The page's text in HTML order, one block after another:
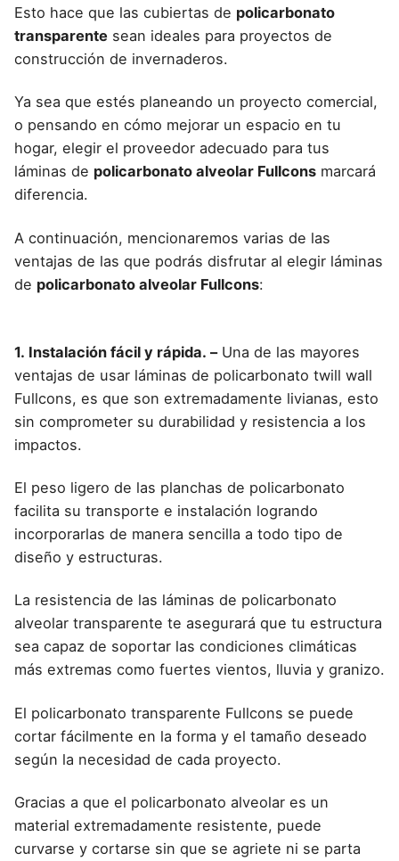
Esto hace que las cubiertas de policarbonato
transparente sean ideales para proyectos de
construcción de invernaderos.
Ya sea que estés planeando un proyecto comercial,
o pensando en cómo mejorar un espacio en tu
hogar, elegir el proveedor adecuado para tus
láminas de policarbonato alveolar Fullcons marcará
diferencia.
A continuación, mencionaremos varias de las
ventajas de las que podrás disfrutar al elegir láminas
de policarbonato alveolar Fullcons:
1. Instalación fácil y rápida. –Una de las mayores
ventajas de usar láminas de policarbonato twill wall
Fullcons, es que son extremadamente livianas, esto
sin comprometer su durabilidad y resistencia a los
impactos.
El peso ligero de las planchas de policarbonato
facilita su transporte e instalación logrando
incorporarlas de manera sencilla a todo tipo de
diseño y estructuras.
La resistencia de las láminas de policarbonato
alveolar transparente te asegurará que tu estructura
sea capaz de soportar las condiciones climáticas
más extremas como fuertes vientos, lluvia y granizo.
El policarbonato transparente Fullcons se puede
cortar fácilmente en la forma y el tamaño deseado
según la necesidad de cada proyecto.
Gracias a que el policarbonato alveolar es un
material extremadamente resistente, puede
curvarse y cortarse sin que se agriete ni se parta